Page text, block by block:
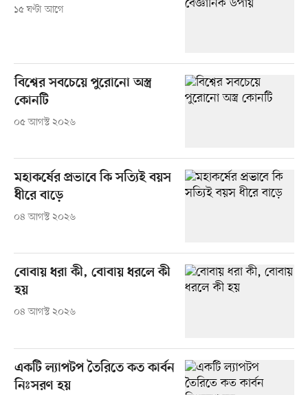
১৫ ঘণ্টা আগে
বিশ্বের সবচেয়ে পুরোনো অস্ত্র
কোনটি
০৫ আগস্ট ২০২৬
মহাকর্ষের প্রভাবে কি সত্যিই বয়স
ধীরে বাড়ে
০৪ আগস্ট ২০২৬
বোবায় ধরা কী, বোবায় ধরলে কী
হয়
০৪ আগস্ট ২০২৬
একটি ল্যাপটপ তৈরিতে কত কার্বন
নিঃসরণ হয়